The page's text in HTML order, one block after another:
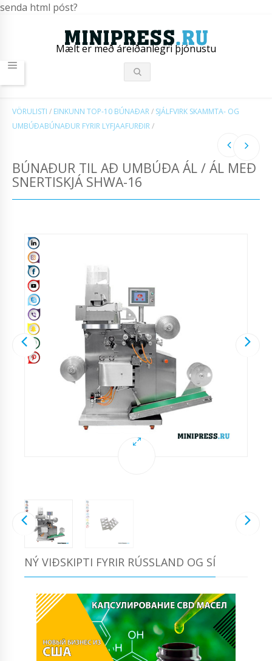
senda html póst?
Mælt er með áreiðanlegri þjónustu
VÖRULISTI / EINKUNN TOP-10 BÚNAÐAR/ SJÁLFVIRK SKAMMTA- OG
UMBÚÐABÚNAÐUR FYRIR LYFJAAFURÐIR/
BÚNAÐUR TIL AÐ UMBÚÐA ÁL / ÁL MEÐ
SNERTISKJÁ SHWA-16
NÝ VIÐSKIPTI FYRIR RÚSSLAND OG SÍ